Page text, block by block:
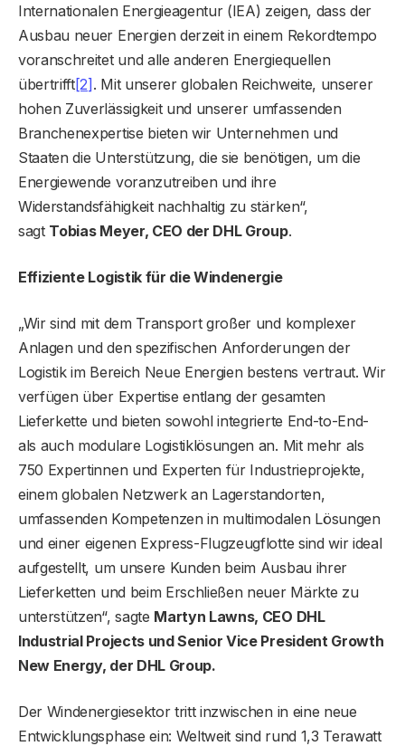
Internationalen Energieagentur (IEA) zeigen, dass der
Ausbau neuer Energien derzeit in einem Rekordtempo
voranschreitet und alle anderen Energiequellen
übertrifft[2]. Mit unserer globalen Reichweite, unserer
hohen Zuverlässigkeit und unserer umfassenden
Branchenexpertise bieten wir Unternehmen und
Staaten die Unterstützung, die sie benötigen, um die
Energiewende voranzutreiben und ihre
Widerstandsfähigkeit nachhaltig zu stärken“,
sagt Tobias Meyer, CEO der DHL Group.
Effiziente Logistik für die Windenergie
„Wir sind mit dem Transport großer und komplexer
Anlagen und den spezifischen Anforderungen der
Logistik im Bereich Neue Energien bestens vertraut. Wir
verfügen über Expertise entlang der gesamten
Lieferkette und bieten sowohl integrierte End-to-End-
als auch modulare Logistiklösungen an. Mit mehr als
750 Expertinnen und Experten für Industrieprojekte,
einem globalen Netzwerk an Lagerstandorten,
umfassenden Kompetenzen in multimodalen Lösungen
und einer eigenen Express-Flugzeugflotte sind wir ideal
aufgestellt, um unsere Kunden beim Ausbau ihrer
Lieferketten und beim Erschließen neuer Märkte zu
unterstützen“, sagte Martyn Lawns, CEO DHL
Industrial Projects und Senior Vice President Growth
New Energy, der DHL Group.
Der Windenergiesektor tritt inzwischen in eine neue
Entwicklungsphase ein: Weltweit sind rund 1,3 Terawatt